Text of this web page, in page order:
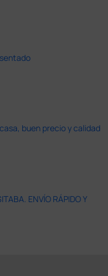
buen precio y calidad
ENVÍO RÁPIDO Y